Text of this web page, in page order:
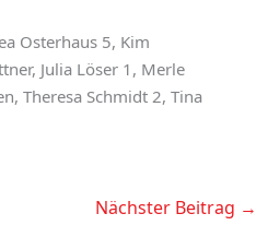
Osterhaus 5, Kim
Julia Löser 1, Merle
Theresa Schmidt 2, Tina
Nächster Beitrag →